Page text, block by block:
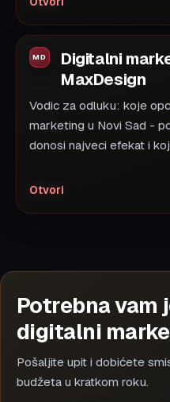
Digitalni
MaxDesign
Vodic za odluku: koje
marketing u Novi Sad -
donosi najveci efekat i
Otvori
Potrebna vam
digitalni
Pošaljite upit i dobićete
budžeta u kratkom roku.